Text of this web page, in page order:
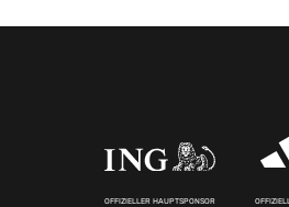
OFFIZIELLER HAUPTSPONSOR